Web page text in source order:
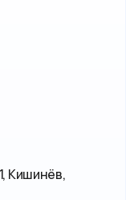
Кишинёв,